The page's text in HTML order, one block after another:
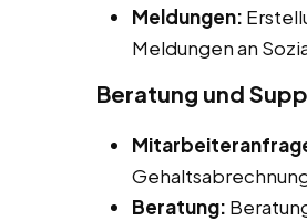
Meldungen:
Meldungen an
Beratung und
Beratung: